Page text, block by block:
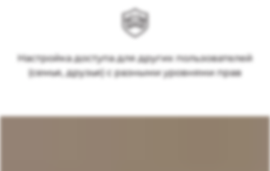
Настройка доступа для других пользователей
(семья, друзья) с разными уровнями прав